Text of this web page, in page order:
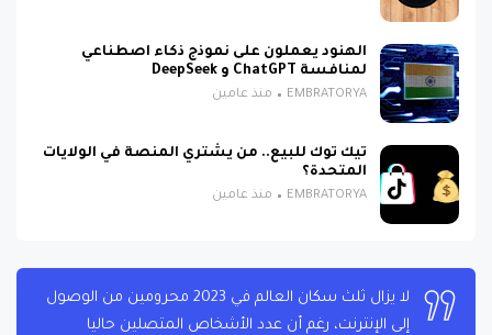
الهنود يعملون على نموذج ذكاء اصطناعي
لمنافسة ChatGPT و DeepSeek
EMBRATORYA منذ عامين
تيك توك للبيع.. من يشتري المنصة في الولايات
المتحدة؟
EMBRATORYA منذ عامين
لا يزال ثلث سكان العالم في 2023 محرومين من الوصول
إلى الإنترنت، رغم أن عدد الأشخاص المتصلين حاليا